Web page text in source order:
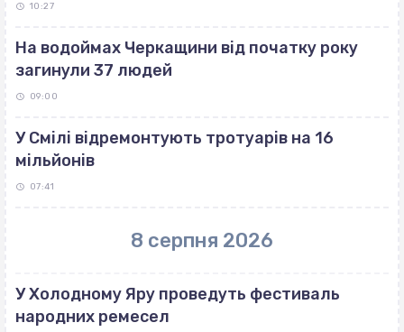
10:27
На водоймах Черкащини від початку року
загинули 37 людей
09:00
У Смілі відремонтують тротуарів на 16
мільйонів
07:41
8 серпня 2026
У Холодному Яру проведуть фестиваль
народних ремесел